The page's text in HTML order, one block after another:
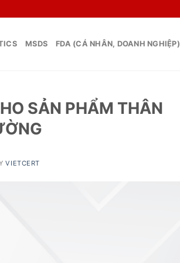
MSDS FDA (CÁ NHÂN, DOANH NGHIỆP)
SẢN PHẨM THÂN
VIETCERT